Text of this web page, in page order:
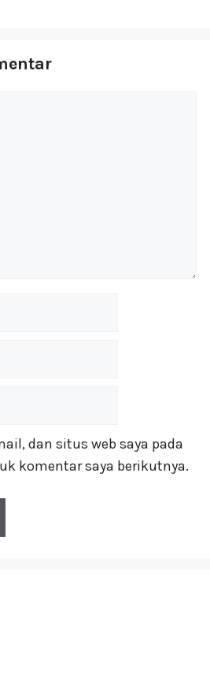
dan situs web saya pada
komentar saya berikutnya.